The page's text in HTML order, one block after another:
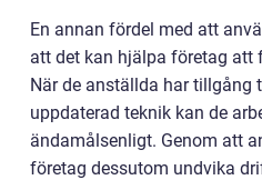
En annan fördel med att
att det kan hjälpa företag att
När de anställda har
uppdaterad teknik kan de
ändamålsenligt. Genom att
företag dessutom undvika